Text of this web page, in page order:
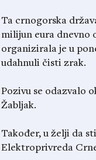
Ta crnogorska
milijun eura dnevno
organizirala je u
udahnuli čisti zrak.
Pozivu se odazvalo
Žabljak.
Također, u želji da
Elektroprivreda